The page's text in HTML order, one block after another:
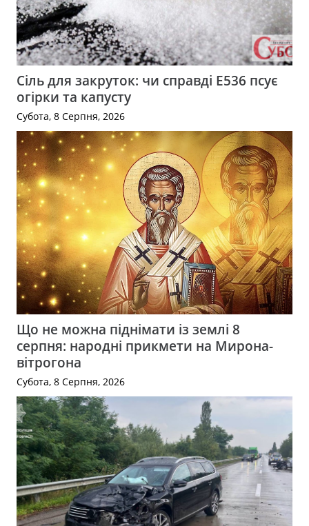
Сіль для закруток: чи справді Е536 псує
огірки та капусту
Субота, 8 Серпня, 2026
Що не можна піднімати із землі 8
серпня: народні прикмети на Мирона-
вітрогона
Субота, 8 Серпня, 2026